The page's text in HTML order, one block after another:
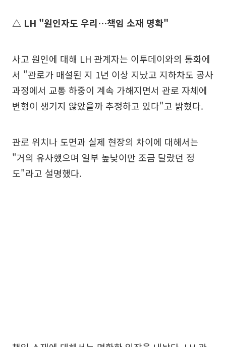
△ LH "원인자도 우리…책임 소재 명확"
사고 원인에 대해 LH 관계자는 이투데이와의 통화에
서 "관로가 매설된 지 1년 이상 지났고 지하차도 공사
과정에서 교통 하중이 계속 가해지면서 관로 자체에
변형이 생기지 않았을까 추정하고 있다"고 밝혔다.
관로 위치나 도면과 실제 현장의 차이에 대해서는
"거의 유사했으며 일부 높낮이만 조금 달랐던 정
도"라고 설명했다.